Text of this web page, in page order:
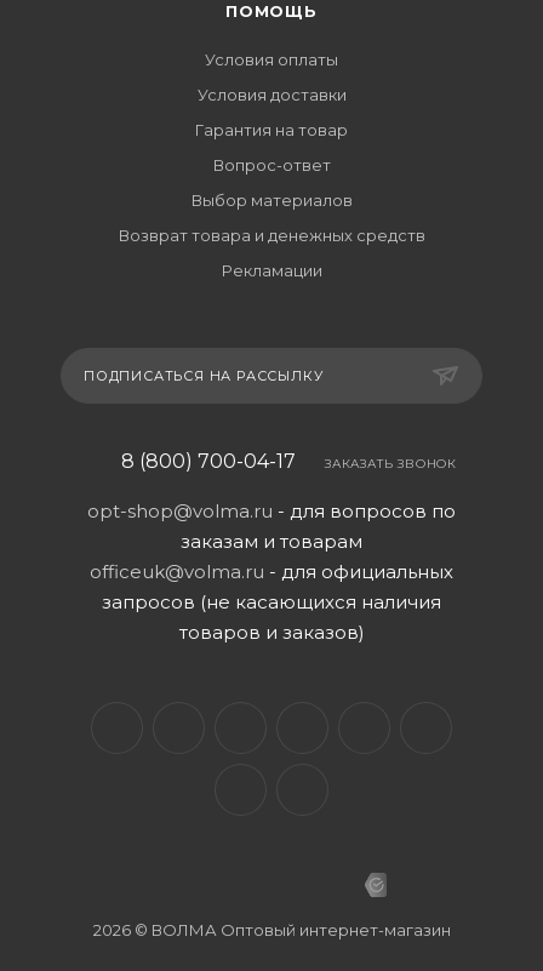
ПОМОЩЬ
Условия оплаты
Условия доставки
Гарантия на товар
Вопрос-ответ
Выбор материалов
Возврат товара и денежных средств
Рекламации
ПОДПИСАТЬСЯ НА РАССЫЛКУ
8 (800) 700-04-17 ЗАКАЗАТЬ ЗВОНОК
opt-shop@volma.ru - для вопросов по
заказам и товарам
officeuk@volma.ru - для официальных
запросов (не касающихся наличия
товаров и заказов)
2026 © ВОЛМА Оптовый интернет-магазин